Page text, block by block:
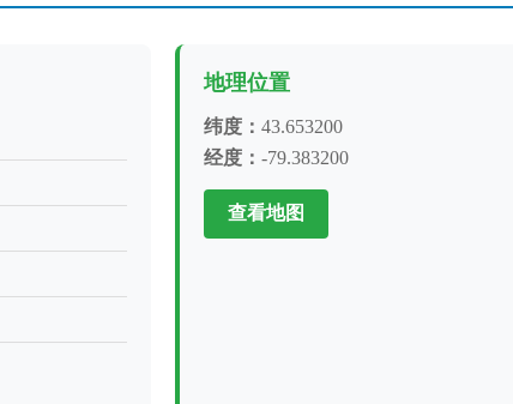
地理位置
纬度： 43.653200
经度： -79.383200
查看地图